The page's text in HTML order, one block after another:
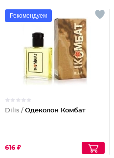
Рекомендуем
Dilis / Одеколон Комбат
616 ₽